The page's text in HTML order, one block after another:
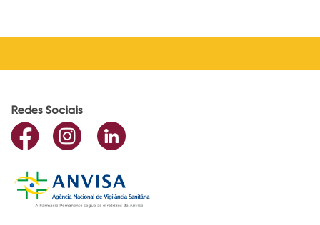
Redes Sociais